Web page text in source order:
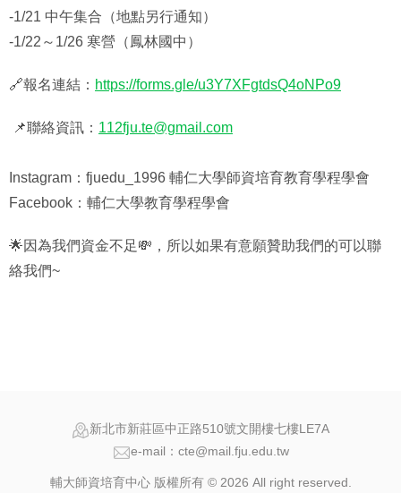
-1/21 中午集合（地點另行通知）
-1/22 ～ 1/26 寒營（鳳林國中）
🔗報名連結： https://forms.gle/u3Y7XFgtdsQ4oNPo9
📌聯絡資訊： 112fju.te@gmail.com
Instagram ： fjuedu_1996 輔仁大學師資培育教育學程學會
Facebook ：輔仁大學教育學程學會
🌟因為我們資金不足💸 ，所以如果有意願贊助我們的可以聯
絡我們~
新北市新莊區中正路510號文開樓七樓LE7A
e-mail：cte@mail.fju.edu.tw
輔大師資培育中心 版權所有 © 2026 All right reserved.